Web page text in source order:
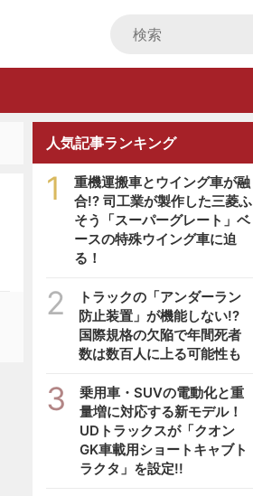
人気記事ランキング
1
重機運搬車とウイング車が融
合!? 司工業が製作した三菱ふ
そう「スーパーグレート」ベ
ースの特殊ウイング車に迫
る！
2
トラックの「アンダーラン
防止装置」が機能しない!?
国際規格の欠陥で年間死者
数は数百人に上る可能性も
3
乗用車・SUVの電動化と重
量増に対応する新モデル！
UDトラックスが「クオン
GK車載用ショートキャブト
ラクタ」を設定!!